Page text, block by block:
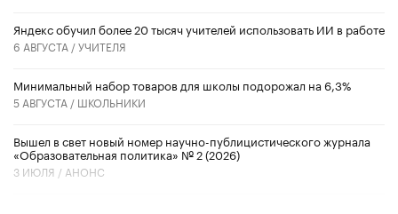
​Яндекс обучил более 20 тысяч учителей использовать ИИ в работе
6 АВГУСТА /УЧИТЕЛЯ
Минимальный набор товаров для школы подорожал на 6,3%
5 АВГУСТА / ШКОЛЬНИКИ
Вышел в свет новый номер научно-публицистического журнала
«Образовательная политика» № 2 (2026)
3 ИЮЛЯ / АНОНС